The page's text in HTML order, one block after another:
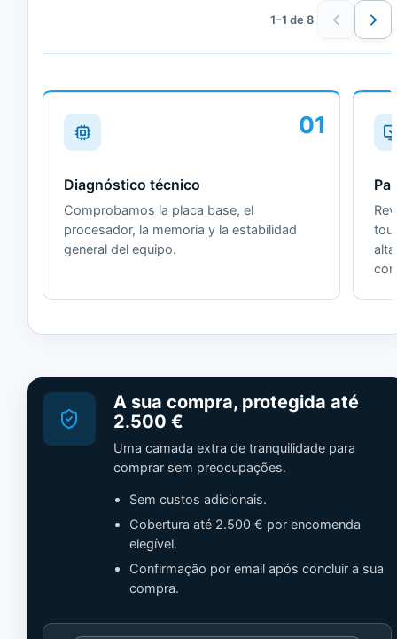
1–1 de 8
01
Diagnóstico técnico
Comprobamos la placa base, el
procesador, la memoria y la estabilidad
general del equipo.
A sua compra, protegida até
2.500 €
Uma camada extra de tranquilidade para
comprar sem preocupações.
Sem custos adicionais.
Cobertura até 2.500 € por encomenda
elegível.
Confirmação por email após concluir a sua
compra.